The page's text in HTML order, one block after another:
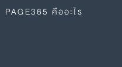
PAGE365 คืออะไร